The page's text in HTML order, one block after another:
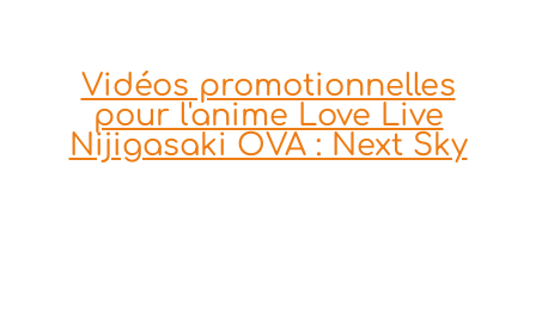
Vidéos promotionnelles
pour l'anime Love Live
Nijigasaki OVA : Next Sky